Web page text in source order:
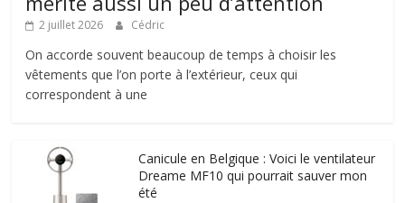
2 juillet 2026 Cédric
On accorde souvent beaucoup de temps à choisir les
vêtements que l’on porte à l’extérieur, ceux qui
correspondent à une
Canicule en Belgique : Voici le ventilateur
Dreame MF10 qui pourrait sauver mon
été